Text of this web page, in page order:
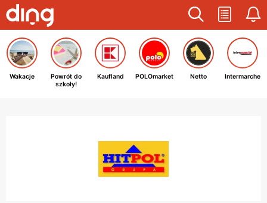
Wakacje
Powrót do
szkoły!
Kaufland POLOmarket Netto Intermarche